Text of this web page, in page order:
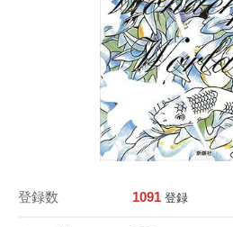
登録数 1091 登録